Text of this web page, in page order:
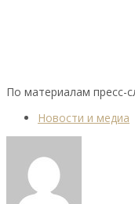
По материалам пресс-
Новости и медиа